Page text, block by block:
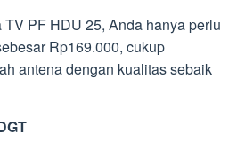
PF HDU 25, Anda hanya perlu
Rp169.000, cukup
antena dengan kualitas sebaik